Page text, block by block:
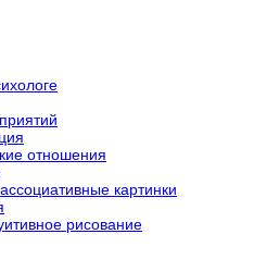
отношения
картинки
рисование